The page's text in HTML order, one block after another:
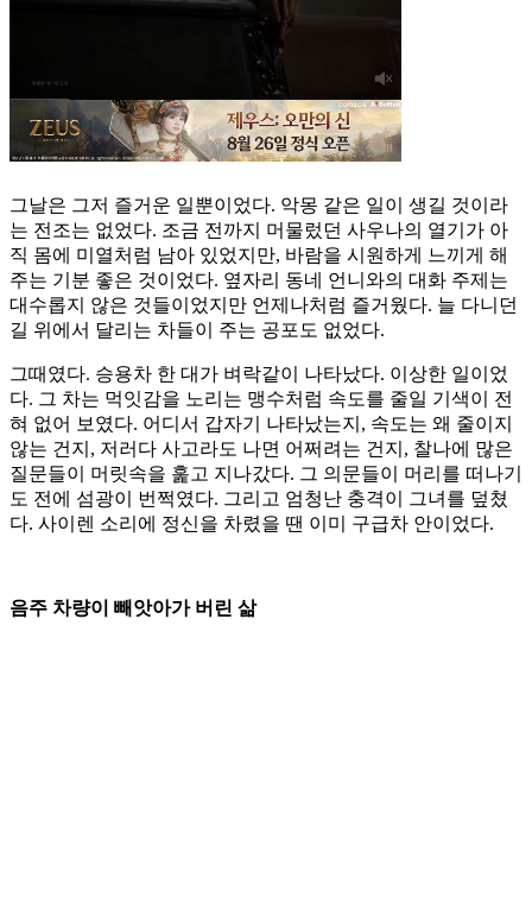
그날은 그저 즐거운 일뿐이었다. 악몽 같은 일이 생길 것이라
는 전조는 없었다. 조금 전까지 머물렀던 사우나의 열기가 아
직 몸에 미열처럼 남아 있었지만, 바람을 시원하게 느끼게 해
주는 기분 좋은 것이었다. 옆자리 동네 언니와의 대화 주제는
대수롭지 않은 것들이었지만 언제나처럼 즐거웠다. 늘 다니던
길 위에서 달리는 차들이 주는 공포도 없었다.
그때였다. 승용차 한 대가 벼락같이 나타났다. 이상한 일이었
다. 그 차는 먹잇감을 노리는 맹수처럼 속도를 줄일 기색이 전
혀 없어 보였다. 어디서 갑자기 나타났는지, 속도는 왜 줄이지
않는 건지, 저러다 사고라도 나면 어쩌려는 건지, 찰나에 많은
질문들이 머릿속을 훑고 지나갔다. 그 의문들이 머리를 떠나기
도 전에 섬광이 번쩍였다. 그리고 엄청난 충격이 그녀를 덮쳤
다. 사이렌 소리에 정신을 차렸을 땐 이미 구급차 안이었다.
음주 차량이 빼앗아가 버린 삶